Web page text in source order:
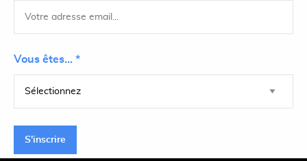
Vous êtes... *
S'inscrire